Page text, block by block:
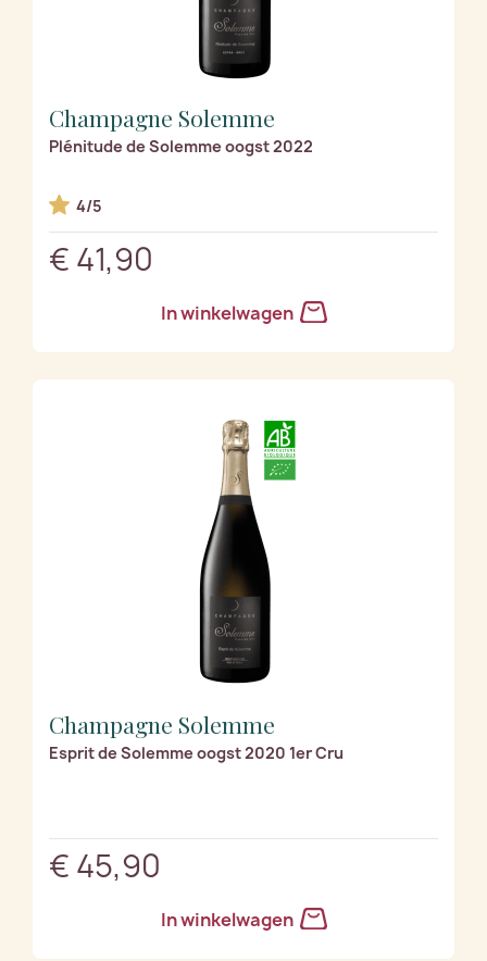
Champagne Solemme
Plénitude de Solemme oogst 2022
4/5
€ 41,90
In winkelwagen
Champagne Solemme
Esprit de Solemme oogst 2020 1er Cru
€ 45,90
In winkelwagen